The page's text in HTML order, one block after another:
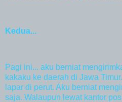
Kedua...
Pagi ini... aku berniat
kakaku ke daerah di Jawa
lapar di perut. Aku berniat
saja. Walaupun lewat kantor